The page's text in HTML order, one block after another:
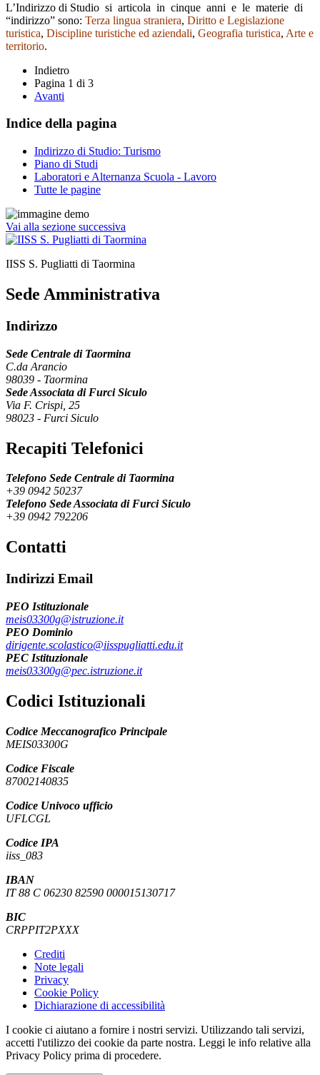
L’Indirizzo di Studio si articola in cinque anni e le materie di
“indirizzo” sono: Terza lingua straniera, Diritto e Legislazione
turistica, Discipline turistiche ed aziendali, Geografia turistica, Arte e
territorio.
Indietro
Pagina 1 di 3
Avanti
Indice della pagina
Indirizzo di Studio: Turismo
Piano di Studi
Laboratori e Alternanza Scuola - Lavoro
Tutte le pagine
Vai alla sezione successiva
IISS S. Pugliatti di Taormina
Sede Amministrativa
Indirizzo
Sede Centrale di Taormina
C.da Arancio
98039 - Taormina
Sede Associata di Furci Siculo
Via F. Crispi, 25
98023 - Furci Siculo
Recapiti Telefonici
Telefono Sede Centrale di Taormina
+39 0942 50237
Telefono Sede Associata di Furci Siculo
+39 0942 792206
Contatti
Indirizzi Email
PEO Istituzionale
meis03300g@istruzione.it
PEO Dominio
dirigente.scolastico@iisspugliatti.edu.it
PEC Istituzionale
meis03300g@pec.istruzione.it
Codici Istituzionali
Codice Meccanografico Principale
MEIS03300G
Codice Fiscale
87002140835
Codice Univoco ufficio
UFLCGL
Codice IPA
iiss_083
IBAN
IT 88 C 06230 82590 000015130717
BIC
CRPPIT2PXXX
Crediti
Note legali
Privacy
Cookie Policy
Dichiarazione di accessibilità
I cookie ci aiutano a fornire i nostri servizi. Utilizzando tali servizi,
accetti l'utilizzo dei cookie da parte nostra. Leggi le info relative alla
Privacy Policy prima di procedere.